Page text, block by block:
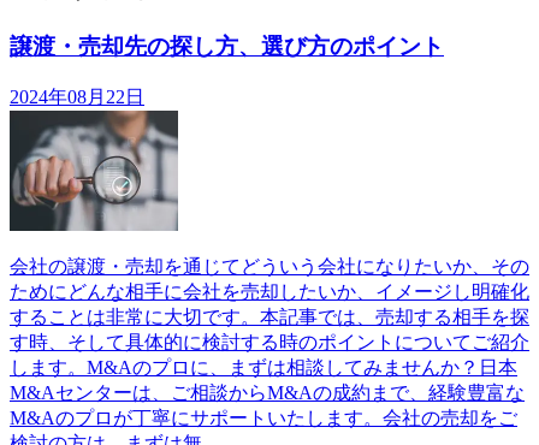
譲渡・売却先の探し方、選び方のポイント
2024年08月22日
会社の譲渡・売却を通じてどういう会社になりたいか、その
ためにどんな相手に会社を売却したいか、イメージし明確化
することは非常に大切です。本記事では、売却する相手を探
す時、そして具体的に検討する時のポイントについてご紹介
します。M&Aのプロに、まずは相談してみませんか？日本
M&Aセンターは、ご相談からM&Aの成約まで、経験豊富な
M&Aのプロが丁寧にサポートいたします。会社の売却をご